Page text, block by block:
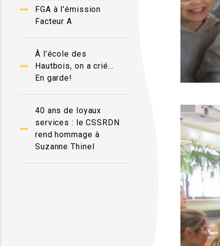
FGA à l'émission
Facteur A
À l’école des
Hautbois, on a crié…
En garde!
40 ans de loyaux
services : le CSSRDN
rend hommage à
Suzanne Thinel